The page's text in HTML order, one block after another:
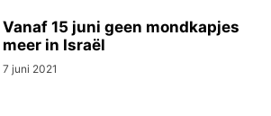
Vanaf 15 juni geen mondkapjes
meer in Israël
7 juni 2021